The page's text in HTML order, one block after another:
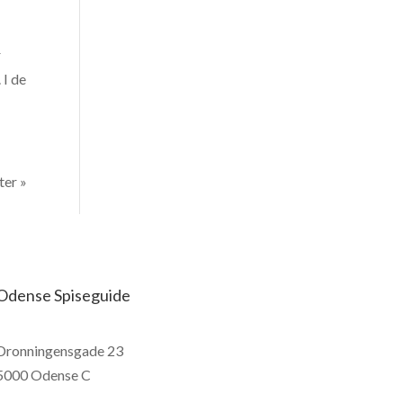
de
»
Spiseguide
23
Odense C